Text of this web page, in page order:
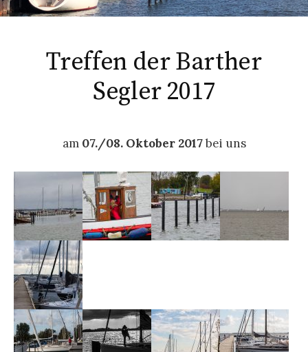
Treffen der Barther
Segler 2017
am 07./08. Oktober 2017bei uns